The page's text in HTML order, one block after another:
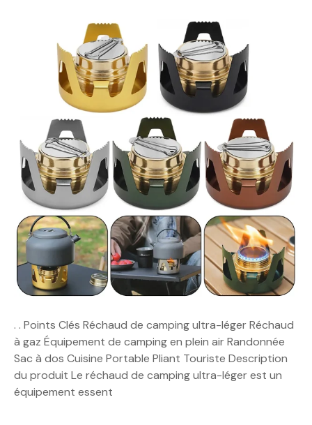
. . Points Clés Réchaud de camping ultra-léger Réchaud
à gaz Équipement de camping en plein air Randonnée
Sac à dos Cuisine Portable Pliant Touriste Description
du produit Le réchaud de camping ultra-léger est un
équipement essent